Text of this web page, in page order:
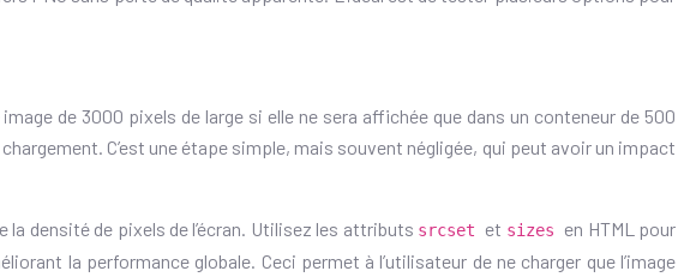
de 3000 pixels de large si elle ne sera affichée que dans un conteneur de 500
C’est une étape simple, mais souvent négligée, qui peut avoir un impact
densité de pixels de l’écran. Utilisez les attributs srcset et sizes en HTML pour
la performance globale. Ceci permet à l’utilisateur de ne charger que l’image